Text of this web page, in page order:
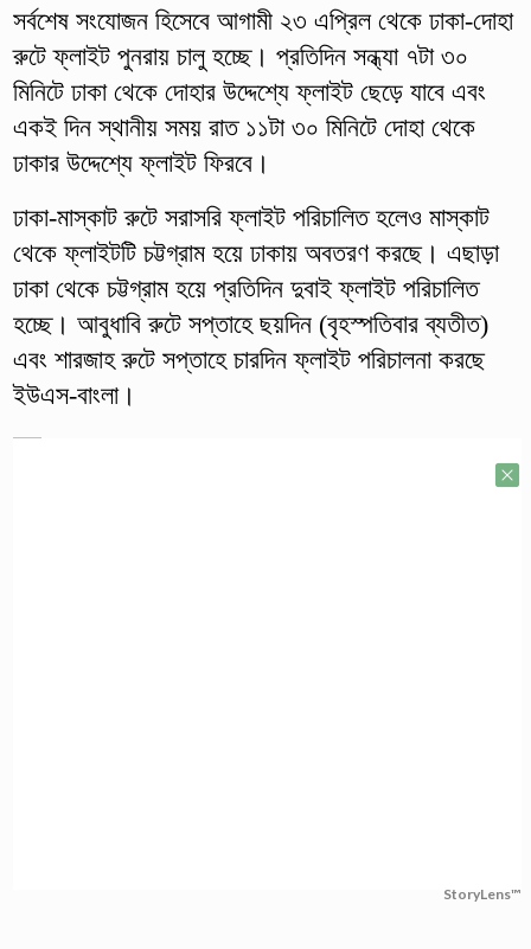
সর্বশেষ সংযোজন হিসেবে আগামী ২৩ এপ্রিল থেকে ঢাকা-দোহা
রুটে ফ্লাইট পুনরায় চালু হচ্ছে। প্রতিদিন সন্ধ্যা ৭টা ৩০
মিনিটে ঢাকা থেকে দোহার উদ্দেশ্যে ফ্লাইট ছেড়ে যাবে এবং
একই দিন স্থানীয় সময় রাত ১১টা ৩০ মিনিটে দোহা থেকে
ঢাকার উদ্দেশ্যে ফ্লাইট ফিরবে।
ঢাকা-মাস্কাট রুটে সরাসরি ফ্লাইট পরিচালিত হলেও মাস্কাট
থেকে ফ্লাইটটি চট্টগ্রাম হয়ে ঢাকায় অবতরণ করছে। এছাড়া
ঢাকা থেকে চট্টগ্রাম হয়ে প্রতিদিন দুবাই ফ্লাইট পরিচালিত
হচ্ছে। আবুধাবি রুটে সপ্তাহে ছয়দিন (বৃহস্পতিবার ব্যতীত)
এবং শারজাহ রুটে সপ্তাহে চারদিন ফ্লাইট পরিচালনা করছে
ইউএস-বাংলা।
StoryLens™